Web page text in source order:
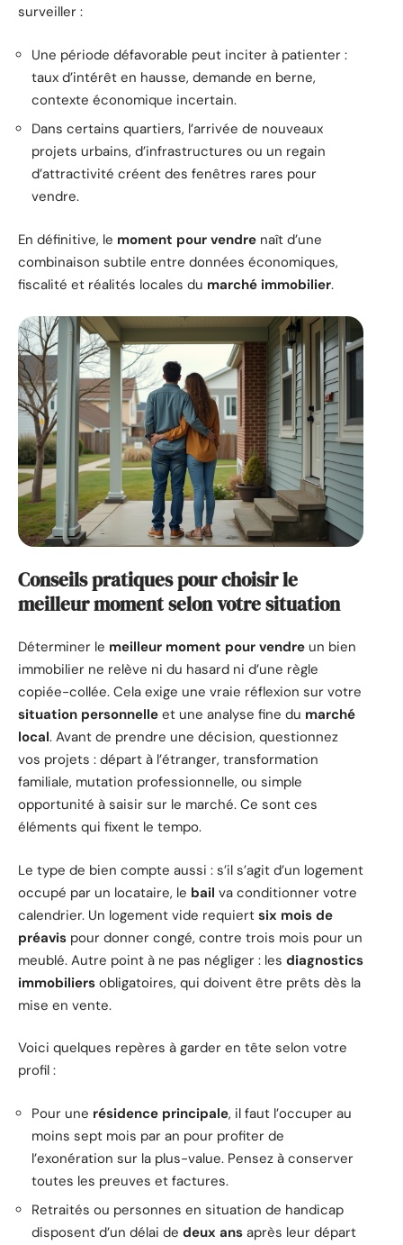
surveiller :
Une période défavorable peut inciter à patienter :
taux d’intérêt en hausse, demande en berne,
contexte économique incertain.
Dans certains quartiers, l’arrivée de nouveaux
projets urbains, d’infrastructures ou un regain
d’attractivité créent des fenêtres rares pour
vendre.
En définitive, le moment pour vendre naît d’une
combinaison subtile entre données économiques,
fiscalité et réalités locales du marché immobilier.
Conseils pratiques pour choisir le
meilleur moment selon votre situation
Déterminer le meilleur moment pour vendre un bien
immobilier ne relève ni du hasard ni d’une règle
copiée-collée. Cela exige une vraie réflexion sur votre
situation personnelle et une analyse fine du marché
local. Avant de prendre une décision, questionnez
vos projets : départ à l’étranger, transformation
familiale, mutation professionnelle, ou simple
opportunité à saisir sur le marché. Ce sont ces
éléments qui fixent le tempo.
Le type de bien compte aussi : s’il s’agit d’un logement
occupé par un locataire, le bail va conditionner votre
calendrier. Un logement vide requiert six mois de
préavis pour donner congé, contre trois mois pour un
meublé. Autre point à ne pas négliger : les diagnostics
immobiliers obligatoires, qui doivent être prêts dès la
mise en vente.
Voici quelques repères à garder en tête selon votre
profil :
Pour une résidence principale, il faut l’occuper au
moins sept mois par an pour profiter de
l’exonération sur la plus-value. Pensez à conserver
toutes les preuves et factures.
Retraités ou personnes en situation de handicap
disposent d’un délai de deux ans après leur départ